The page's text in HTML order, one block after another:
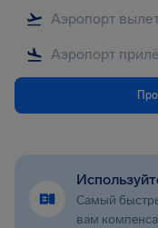
Самый
вам